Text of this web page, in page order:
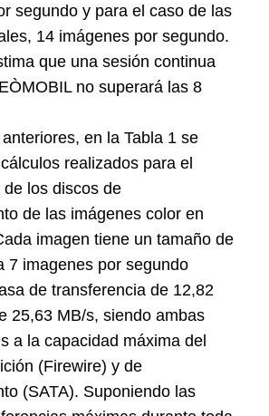
segundo y para el caso de las
14 imágenes por segundo.
que una sesión continua
no superará las 8
en la Tabla 1 se
realizados para el
los discos de
de las imágenes color en
imagen tiene un tamaño de
7 imagenes por segundo
de transferencia de 12,82
25,63 MB/s, siendo ambas
a la capacidad máxima del
(Firewire) y de
(SATA). Suponiendo las